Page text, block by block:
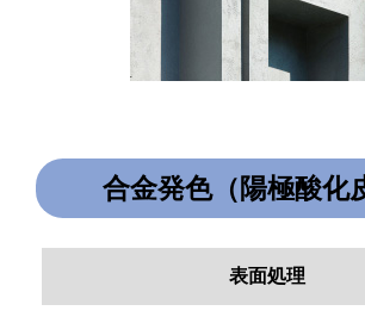
合金発色（陽極酸化
表面処理